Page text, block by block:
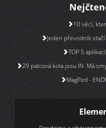
10 věcí,
Jeden převodník
TOP 5
29 palcová kola jsou IN. Má
MagPed -